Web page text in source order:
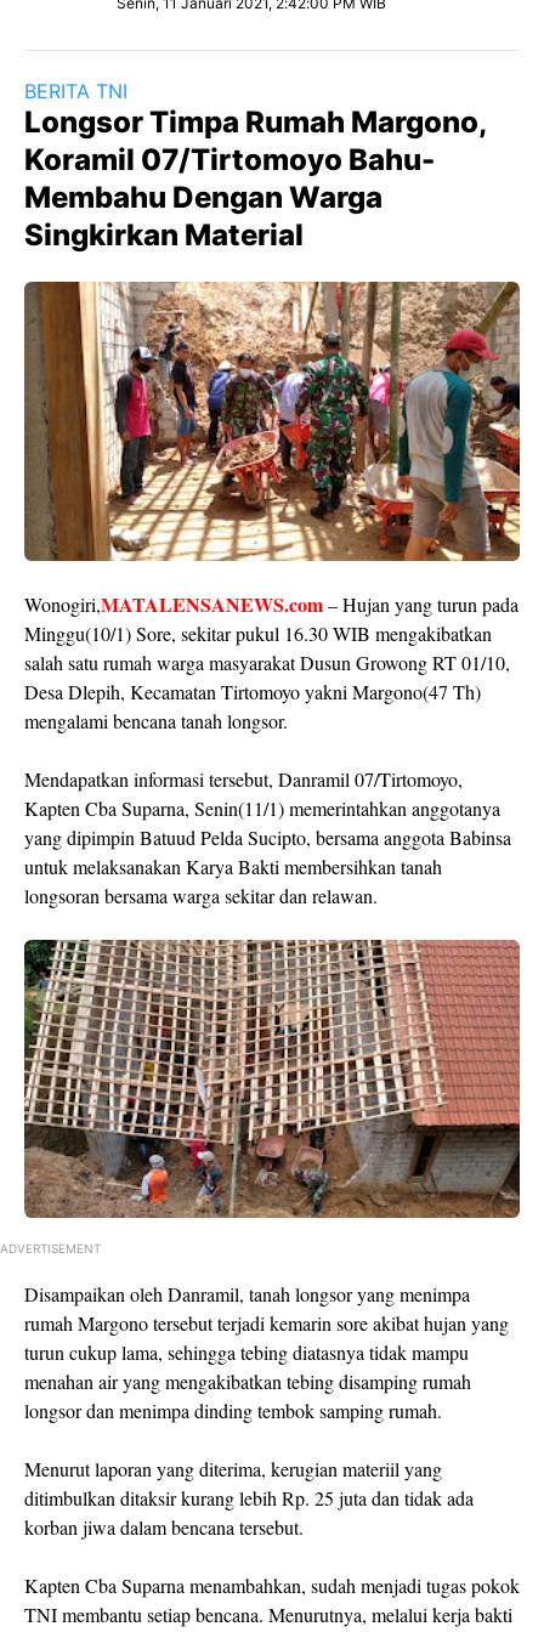
BERITA TNI
Longsor Timpa Rumah Margono,
Koramil 07/Tirtomoyo Bahu-
Membahu Dengan Warga
Singkirkan Material
Wonogiri,MATALENSANEWS.com– Hujan yang turun pada
Minggu(10/1) Sore, sekitar pukul 16.30 WIB mengakibatkan
salah satu rumah warga masyarakat Dusun Growong RT 01/10,
Desa Dlepih, Kecamatan Tirtomoyo yakni Margono(47 Th)
mengalami bencana tanah longsor.
Mendapatkan informasi tersebut, Danramil 07/Tirtomoyo,
Kapten Cba Suparna, Senin(11/1) memerintahkan anggotanya
yang dipimpin Batuud Pelda Sucipto, bersama anggota Babinsa
untuk melaksanakan Karya Bakti membersihkan tanah
longsoran bersama warga sekitar dan relawan.
ADVERTISEMENT
Disampaikan oleh Danramil, tanah longsor yang menimpa
rumah Margono tersebut terjadi kemarin sore akibat hujan yang
turun cukup lama, sehingga tebing diatasnya tidak mampu
menahan air yang mengakibatkan tebing disamping rumah
longsor dan menimpa dinding tembok samping rumah.
Menurut laporan yang diterima, kerugian materiil yang
ditimbulkan ditaksir kurang lebih Rp. 25 juta dan tidak ada
korban jiwa dalam bencana tersebut.
Kapten Cba Suparna menambahkan, sudah menjadi tugas pokok
TNI membantu setiap bencana. Menurutnya, melalui kerja bakti